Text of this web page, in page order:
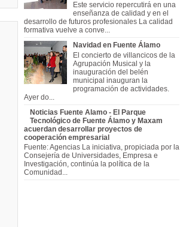
Este servicio repercutirá en una
enseñanza de calidad y en el
desarrollo de futuros profesionales La calidad
formativa vuelve a conve...
Navidad en Fuente Álamo
El concierto de villancicos de la
Agrupación Musical y la
inauguración del belén
municipal inauguran la
programación de actividades.
Ayer do...
Noticias Fuente Alamo - El Parque
Tecnológico de Fuente Álamo y Maxam
acuerdan desarrollar proyectos de
cooperación empresarial
Fuente: Agencias La iniciativa, propiciada por la
Consejería de Universidades, Empresa e
Investigación, continúa la política de la
Comunidad...